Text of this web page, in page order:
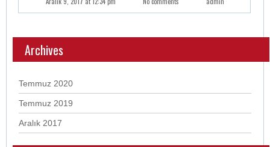
Archives
Temmuz 2020
Temmuz 2019
Aralık 2017